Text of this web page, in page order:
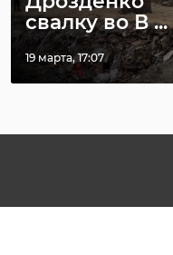
свалку во В ...
19 марта, 17:07